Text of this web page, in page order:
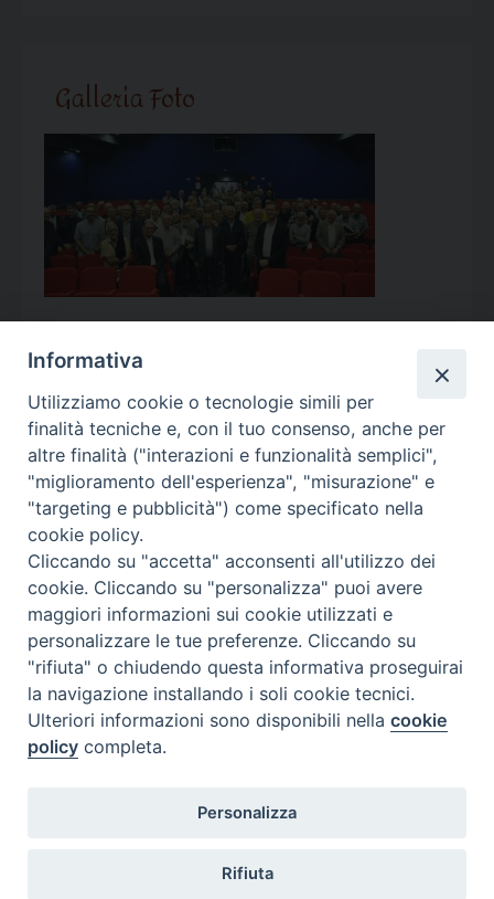
Galleria Foto
Calendario Appuntamenti
<< Ago 2026 >>
l m m g v s
d
27
28
3
4 5 6 7 8
9
10
11 12 13 14 15
17
18 19 21
24 25 26 27 28 29 30
31 1
Informativa
Utilizziamo cookie o tecnologie simili per
finalità tecniche e, con il tuo consenso, anche per
altre finalità ("interazioni e funzionalità semplici",
"miglioramento dell'esperienza", "misurazione" e
"targeting e pubblicità") come specificato nella
cookie policy.
Cliccando su "accetta" acconsenti all'utilizzo dei
cookie. Cliccando su "personalizza" puoi avere
maggiori informazioni sui cookie utilizzati e
personalizzare le tue preferenze. Cliccando su
"rifiuta" o chiudendo questa informativa proseguirai
la navigazione installando i soli cookie tecnici.
Ulteriori informazioni sono disponibili nellacookie
policy completa.
Personalizza
Rifiuta